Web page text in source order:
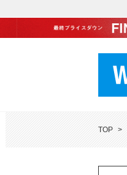
TOP >